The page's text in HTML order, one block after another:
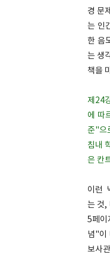
경 문
는 인
한 음
는 생
책을
제24
에 따
준"으
침내
은 칸
이런
는 것,
5페
념"이
보사